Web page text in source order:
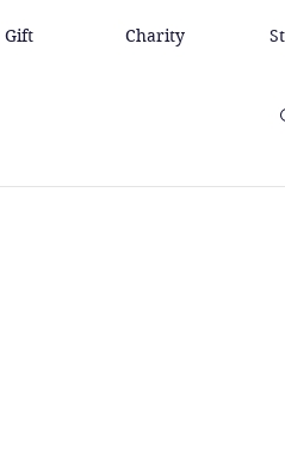
Gift Charity